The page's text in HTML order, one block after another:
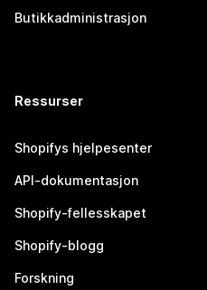
Butikkadministrasjon
Ressurser
Shopifys hjelpesenter
API-dokumentasjon
Shopify-fellesskapet
Shopify-blogg
Forskning